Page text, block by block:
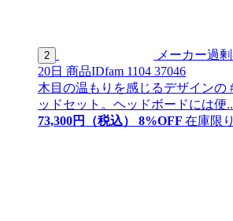
2 メーカー過
20日 商品IDfam 1104 37046
木目の温もりを感じるデザインの
ッドセット。ヘッドボードには便
73,300円（税込） 8%OFF 在庫限り